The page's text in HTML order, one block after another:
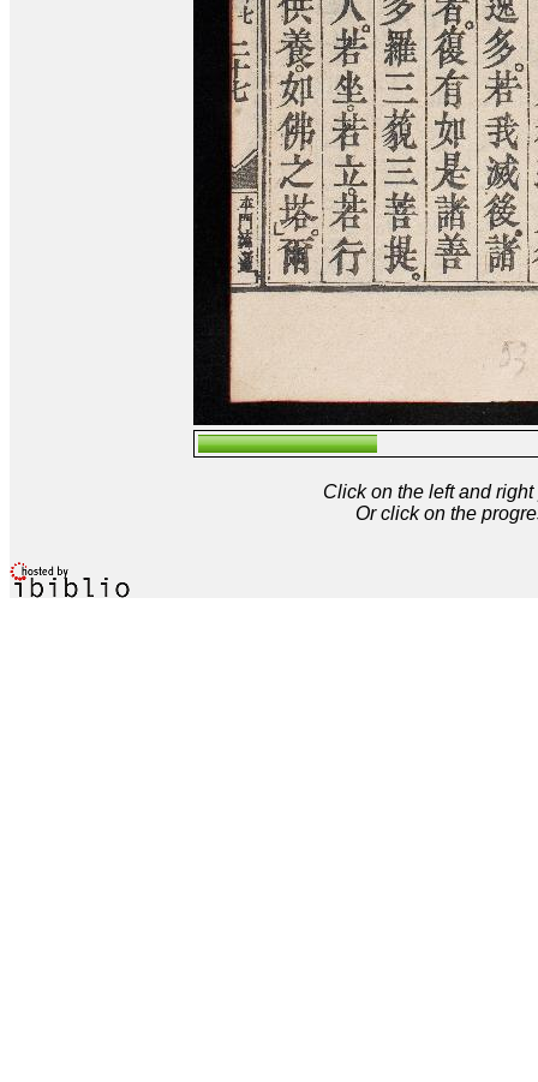
Click on the left and
Or click on the